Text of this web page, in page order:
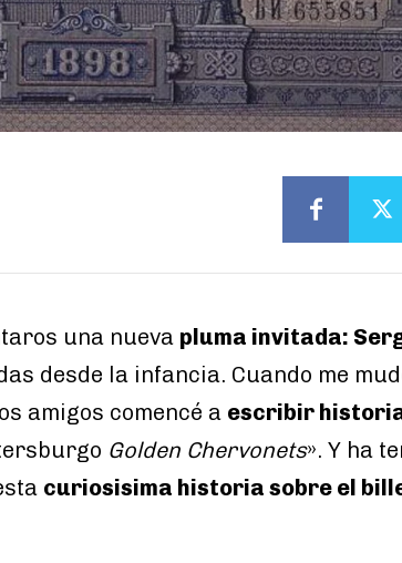
una nueva pluma invitada:
desde la infancia. Cuando me
amigos comencé a escribir
Golden Chervonets». Y ha
curiosisima historia sobre el